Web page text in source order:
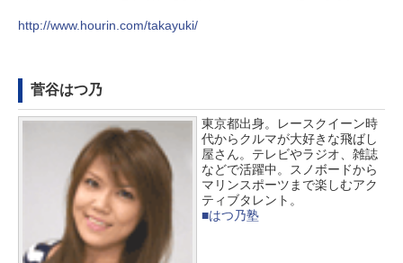
http://www.hourin.com/takayuki/
菅谷はつ乃
東京都出身。レースクイーン時
代からクルマが大好きな飛ばし
屋さん。テレビやラジオ、雑誌
などで活躍中。スノボードから
マリンスポーツまで楽しむアク
ティブタレント。
■はつ乃塾